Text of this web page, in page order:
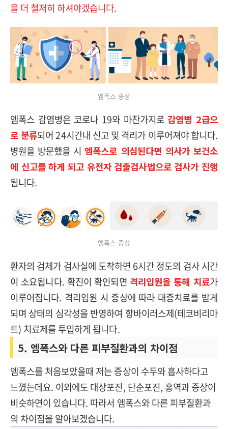
을 더 철저히 하셔야겠습니다.
엠폭스 증상
엠폭스 감염병은 코로나 19와 마찬가지로감염병 2급으
로 분류되어 24시간내 신고 및 격리가 이루어져야 합니다.
병원을 방문했을 시 엠폭스로 의심된다면 의사가 보건소
에 신고를 하게 되고 유전자 검출검사법으로 검사가 진행
됩니다.
엠폭스 증상
환자의 검체가 검사실에 도착하면 6시간 정도의 검사 시간
이 소요됩니다. 확진이 확인되면 격리입원을 통해 치료가
이루어집니다. 격리입원 시 증상에 따라 대증치료를 받게
되며 상태의 심각성을 반영하여 항바이러스제(테코비리마
트) 치료제를 투입하게 됩니다.
5. 엠폭스와 다른 피부질환과의 차이점
엠폭스를 처음보았을때 저는 증상이 수두와 흡사하다고
느꼈는데요. 이외에도 대상포진, 단순포진, 홍역과 증상이
비슷하면이 있습니다. 따라서 엠폭스와 다른 피부질환과
의 차이점을 알아보겠습니다.